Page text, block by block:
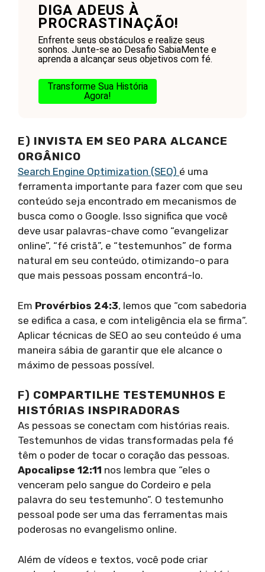
DIGA ADEUS À
PROCRASTINAÇÃO!
Enfrente seus obstáculos e realize seus
sonhos. Junte-se ao Desafio SabiaMente e
aprenda a alcançar seus objetivos com fé.
Transforme Sua História
Agora!
E) INVISTA EM SEO PARA ALCANCE
ORGÂNICO
Search Engine Optimization (SEO) é uma
ferramenta importante para fazer com que seu
conteúdo seja encontrado em mecanismos de
busca como o Google. Isso significa que você
deve usar palavras-chave como “evangelizar
online”, “fé cristã”, e “testemunhos” de forma
natural em seu conteúdo, otimizando-o para
que mais pessoas possam encontrá-lo.
Em Provérbios 24:3, lemos que “com sabedoria
se edifica a casa, e com inteligência ela se firma”.
Aplicar técnicas de SEO ao seu conteúdo é uma
maneira sábia de garantir que ele alcance o
máximo de pessoas possível.
F) COMPARTILHE TESTEMUNHOS E
HISTÓRIAS INSPIRADORAS
As pessoas se conectam com histórias reais.
Testemunhos de vidas transformadas pela fé
têm o poder de tocar o coração das pessoas.
Apocalipse 12:11 nos lembra que “eles o
venceram pelo sangue do Cordeiro e pela
palavra do seu testemunho”. O testemunho
pessoal pode ser uma das ferramentas mais
poderosas no evangelismo online.
Além de vídeos e textos, você pode criar